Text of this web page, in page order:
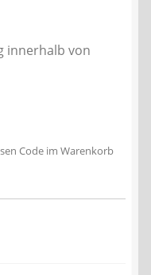
innerhalb von
Code im Warenkorb